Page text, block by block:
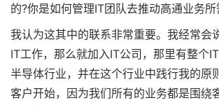
的?你是如何管理IT团队去推动高通业务
我认为这其中的联系非常重要。我经常会
IT工作，那么就加入IT公司，那里有整个
半导体行业，并在这个行业中践行我的原
客户开始，因为我们所有的业务都是围绕